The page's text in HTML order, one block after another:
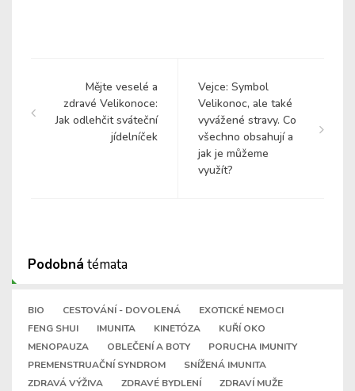
Mějte veselé a
zdravé Velikonoce:
Jak odlehčit sváteční
jídelníček
Vejce: Symbol
Velikonoc, ale také
vyvážené stravy. Co
všechno obsahují a
jak je můžeme
využít?
Podobná témata
BIO CESTOVÁNÍ - DOVOLENÁ
EXOTICKÉ NEMOCI
FENG SHUI
IMUNITA KINETÓZA
KUŘÍ OKO
MENOPAUZA
OBLEČENÍ A BOTY
PORUCHA IMUNITY
PREMENSTRUAČNÍ SYNDROM
SNÍŽENÁ IMUNITA
ZDRAVÁ VÝŽIVA
ZDRAVÉ BYDLENÍ ZDRAVÍ MUŽE